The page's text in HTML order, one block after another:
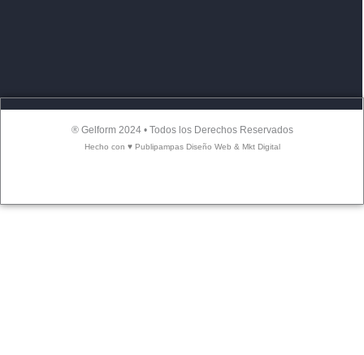
® Gelform 2024 • Todos los Derechos Reservados
Hecho con ♥ Publipampas Diseño Web & Mkt Digital